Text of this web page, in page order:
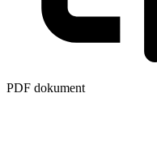
PDF dokument